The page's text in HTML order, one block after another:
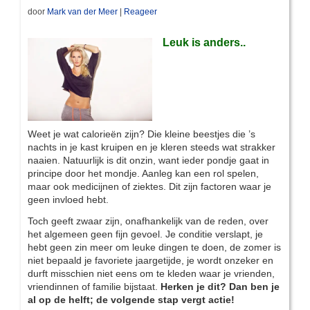
door Mark van der Meer | Reageer
Leuk is anders..
Weet je wat calorieën zijn? Die kleine beestjes die ’s
nachts in je kast kruipen en je kleren steeds wat strakker
naaien. Natuurlijk is dit onzin, want ieder pondje gaat in
principe door het mondje. Aanleg kan een rol spelen,
maar ook medicijnen of ziektes. Dit zijn factoren waar je
geen invloed hebt.
Toch geeft zwaar zijn, onafhankelijk van de reden, over
het algemeen geen fijn gevoel. Je conditie verslapt, je
hebt geen zin meer om leuke dingen te doen, de zomer is
niet bepaald je favoriete jaargetijde, je wordt onzeker en
durft misschien niet eens om te kleden waar je vrienden,
vriendinnen of familie bijstaat. Herken je dit? Dan ben je
al op de helft; de volgende stap vergt actie!